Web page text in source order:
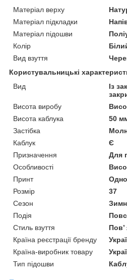
Матеріал верху
Матеріал підкладки
Матеріал підошви
Колір
Вид взуття
Користувальницькі
Вид
Із
Висота виробу
Висота каблука
50
Застібка
Каблук
Є
Призначення
Для
Особливості
Принт
Розмір
37
Сезон
Подія
Стиль взуття
Країна реєстрації бренду
Країна-виробник товару
Тип підошви